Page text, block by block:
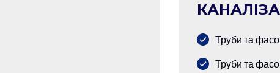
Труби та
Труби та